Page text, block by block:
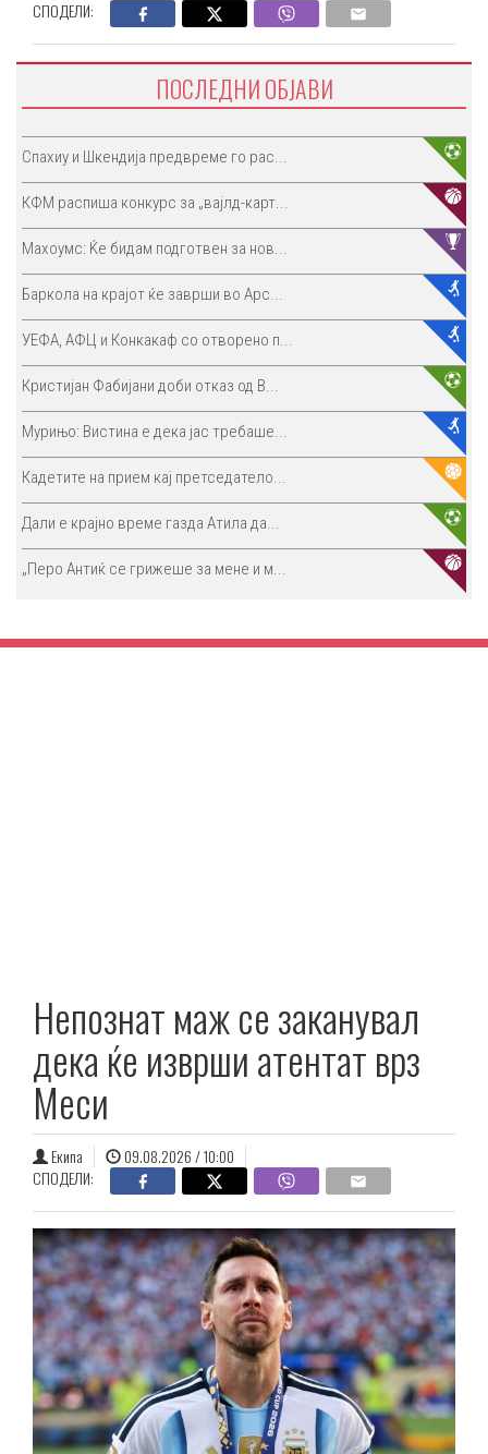
СПОДЕЛИ:
ПОСЛЕДНИ ОБЈАВИ
Спахиу и Шкендија предвреме го рас...
КФМ распиша конкурс за „вајлд-карт...
Махоумс: Ќе бидам подготвен за нов...
Баркола на крајот ќе заврши во Арс...
УЕФА, АФЦ и Конкакаф со отворено п...
Кристијан Фабијани доби отказ од В...
Мурињо: Вистина е дека јас требаше...
Кадетите на прием кај претседатело...
Дали е крајно време газда Атила да...
„Перо Антиќ се грижеше за мене и м...
Непознат маж се заканувал
дека ќе изврши атентат врз
Меси
Екипа
09.08.2026 / 10:00
СПОДЕЛИ: